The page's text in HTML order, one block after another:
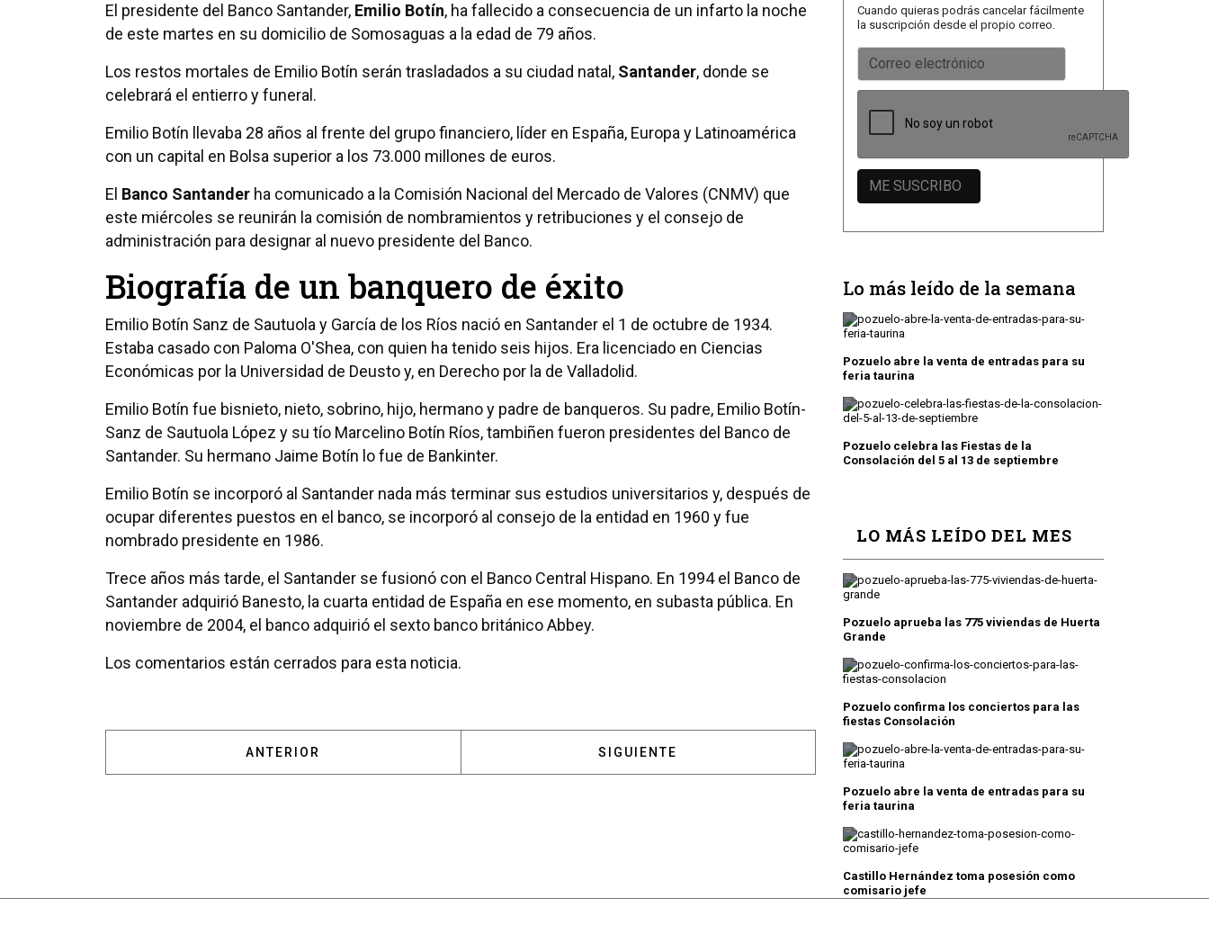
El presidente del Banco Santander, Emilio Botín, ha fallecido a consecuencia de un infarto la noche
de este martes en su domicilio de Somosaguas a la edad de 79 años.
Los restos mortales de Emilio Botín serán trasladados a su ciudad natal, Santander, donde se
celebrará el entierro y funeral.
Emilio Botín llevaba 28 años al frente del grupo financiero, líder en España, Europa y Latinoamérica
con un capital en Bolsa superior a los 73.000 millones de euros.
El Banco Santander ha comunicado a la Comisión Nacional del Mercado de Valores (CNMV) que
este miércoles se reunirán la comisión de nombramientos y retribuciones y el consejo de
administración para designar al nuevo presidente del Banco.
Biografía de un banquero de éxito
Emilio Botín Sanz de Sautuola y García de los Ríos nació en Santander el 1 de octubre de 1934.
Estaba casado con Paloma O'Shea, con quien ha tenido seis hijos. Era licenciado en Ciencias
Económicas por la Universidad de Deusto y, en Derecho por la de Valladolid.
Emilio Botín fue bisnieto, nieto, sobrino, hijo, hermano y padre de banqueros. Su padre, Emilio Botín-
Sanz de Sautuola López y su tío Marcelino Botín Ríos, tambiñen fueron presidentes del Banco de
Santander. Su hermano Jaime Botín lo fue de Bankinter.
Emilio Botín se incorporó al Santander nada más terminar sus estudios universitarios y, después de
ocupar diferentes puestos en el banco, se incorporó al consejo de la entidad en 1960 y fue
nombrado presidente en 1986.
Trece años más tarde, el Santander se fusionó con el Banco Central Hispano. En 1994 el Banco de
Santander adquirió Banesto, la cuarta entidad de España en ese momento, en subasta pública. En
noviembre de 2004, el banco adquirió el sexto banco británico Abbey.
Los comentarios están cerrados para esta noticia.
ARTÍCULO ANTERIOR: MUERE PEDRO REYES, VECINO DE POZUELO
ANTERIOR ARTÍCULO SIGUIENTE: FELIPE Y LETIZIA, UNOS REYES DE ‘SELFIE’ EN POZUELO
SIGUIENTE
Cuando quieras podrás cancelar fácilmente
la suscripción desde el propio correo.
Lo más leído de la semana
Pozuelo abre la venta de entradas para su
feria taurina
Pozuelo celebra las Fiestas de la
Consolación del 5 al 13 de septiembre
LO MÁS LEÍDO DEL MES
Pozuelo aprueba las 775 viviendas de Huerta
Grande
Pozuelo confirma los conciertos para las
fiestas Consolación
Pozuelo abre la venta de entradas para su
feria taurina
Castillo Hernández toma posesión como
comisario jefe